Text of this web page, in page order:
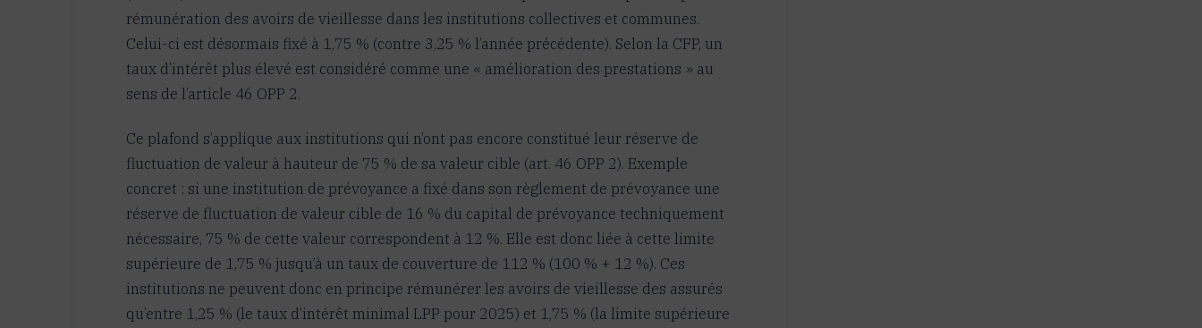
rémunération des avoirs de vieillesse dans les institutions collectives et communes.
Celui-ci est désormais fixé à 1,75 % (contre 3,25 % l’année précédente). Selon la CFP, un
taux d’intérêt plus élevé est considéré comme une « amélioration des prestations » au
sens de l’article 46 OPP 2.
Ce plafond s’applique aux institutions qui n’ont pas encore constitué leur réserve de
fluctuation de valeur à hauteur de 75 % de sa valeur cible (art. 46 OPP 2). Exemple
concret : si une institution de prévoyance a fixé dans son règlement de prévoyance une
réserve de fluctuation de valeur cible de 16 % du capital de prévoyance techniquement
nécessaire, 75 % de cette valeur correspondent à 12 %. Elle est donc liée à cette limite
supérieure de 1,75 % jusqu’à un taux de couverture de 112 % (100 % + 12 %). Ces
institutions ne peuvent donc en principe rémunérer les avoirs de vieillesse des assurés
qu’entre 1,25 % (le taux d’intérêt minimal LPP pour 2025) et 1,75 % (la limite supérieure